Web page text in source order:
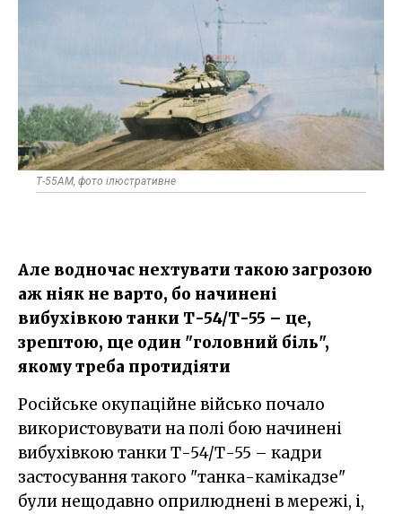
Т-55АМ, фото ілюстративне
Але водночас нехтувати такою загрозою
аж ніяк не варто, бо начинені
вибухівкою танки Т-54/Т-55 – це,
зрештою, ще один "головний біль",
якому треба протидіяти
Російське окупаційне військо почало
використовувати на полі бою начинені
вибухівкою танки Т-54/Т-55 – кадри
застосування такого "танка-камікадзе"
були нещодавно оприлюднені в мережі, і,